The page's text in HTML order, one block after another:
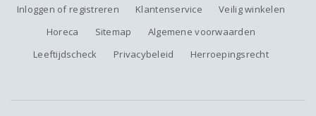
Inloggen of registreren Klantenservice
Veilig winkelen
Horeca
Sitemap
Algemene voorwaarden
Leeftijdscheck
Privacybeleid Herroepingsrecht